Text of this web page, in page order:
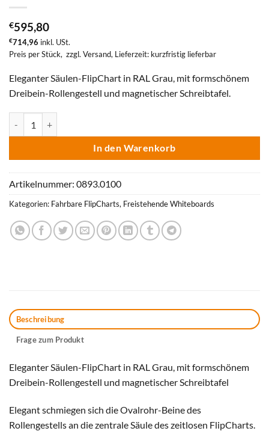
€595,80
€714,96 inkl. USt.
Preis per Stück, zzgl. Versand, Lieferzeit: kurzfristig lieferbar
Eleganter Säulen-FlipChart in RAL Grau, mit formschönem
Dreibein-Rollengestell und magnetischer Schreibtafel.
In den Warenkorb
Artikelnummer: 0893.0100
Kategorien: Fahrbare FlipCharts, Freistehende Whiteboards
Beschreibung
Frage zum Produkt
Eleganter Säulen-FlipChart in RAL Grau, mit formschönem
Dreibein-Rollengestell und magnetischer Schreibtafel
Elegant schmiegen sich die Ovalrohr-Beine des
Rollengestells an die zentrale Säule des zeitlosen FlipCharts.